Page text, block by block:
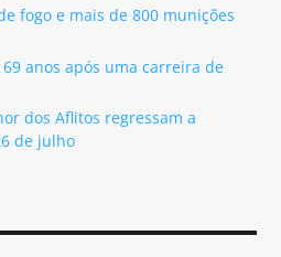
fogo e mais de 800 munições
anos após uma carreira de
dos Aflitos regressam a
de julho